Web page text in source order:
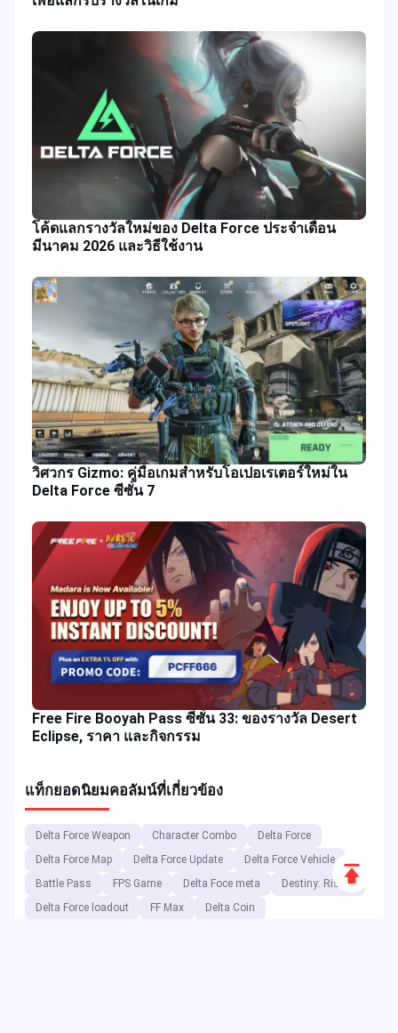
โค้ดแลกรางวัลใหม่ของ Delta Force ประจำเดือน
มีนาคม 2026 และวิธีใช้งาน
วิศวกร Gizmo: คู่มือเกมสำหรับโอเปอเรเตอร์ใหม่ใน
Delta Force ซีซั่น 7
Free Fire Booyah Pass ซีซั่น 33: ของรางวัล Desert
Eclipse, ราคา และกิจกรรม
แท็กยอดนิยมคอลัมน์ที่เกี่ยวข้อง
Delta Force Weapon Character Combo
Delta Force
Delta Force Map
Delta Force Update
Delta Force Vehicle
Battle Pass
FPS Game Delta Foce meta
Destiny: Rising
Delta Force loadout
FF Max
Delta Coin
Scroll